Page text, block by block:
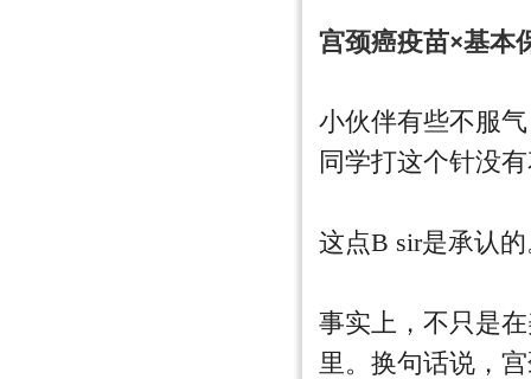
宫颈癌疫苗×基本
小伙伴有些不服
同学打这个针没
这点B sir是承认
事实上，不只是
里。换句话说，